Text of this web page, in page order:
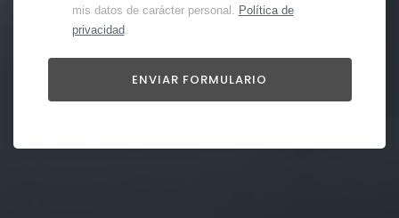
mis datos de carácter personal. Política de
privacidad.